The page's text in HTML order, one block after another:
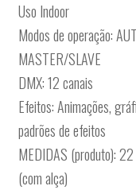
Uso Indoor
Modos de operação:
MASTER/SLAVE
DMX: 12 canais
Efeitos: Animações,
padrões de efeitos
MEDIDAS (produto):
(com alça)